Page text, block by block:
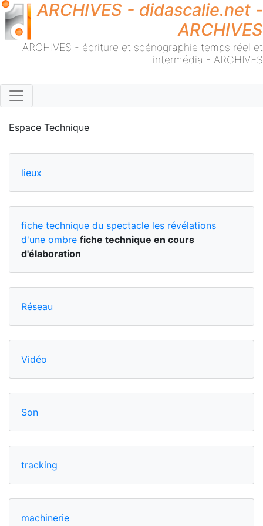
ARCHIVES - didascalie.net -
ARCHIVES
ARCHIVES - écriture et scénographie temps réel et
intermédia - ARCHIVES
Espace Technique
lieux
fiche technique du spectacle les révélations
d'une ombre fiche technique en cours
d'élaboration
Réseau
Vidéo
Son
tracking
machinerie